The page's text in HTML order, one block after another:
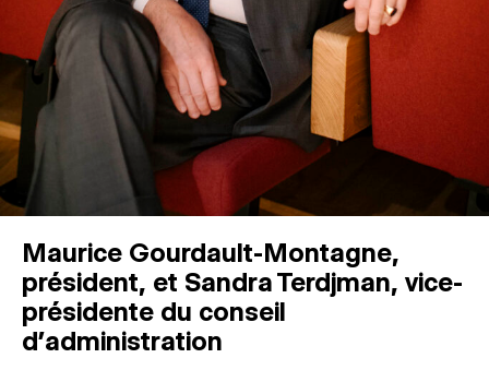
Maurice Gourdault-Montagne,
président, et Sandra Terdjman, vice-
présidente du conseil
d’administration